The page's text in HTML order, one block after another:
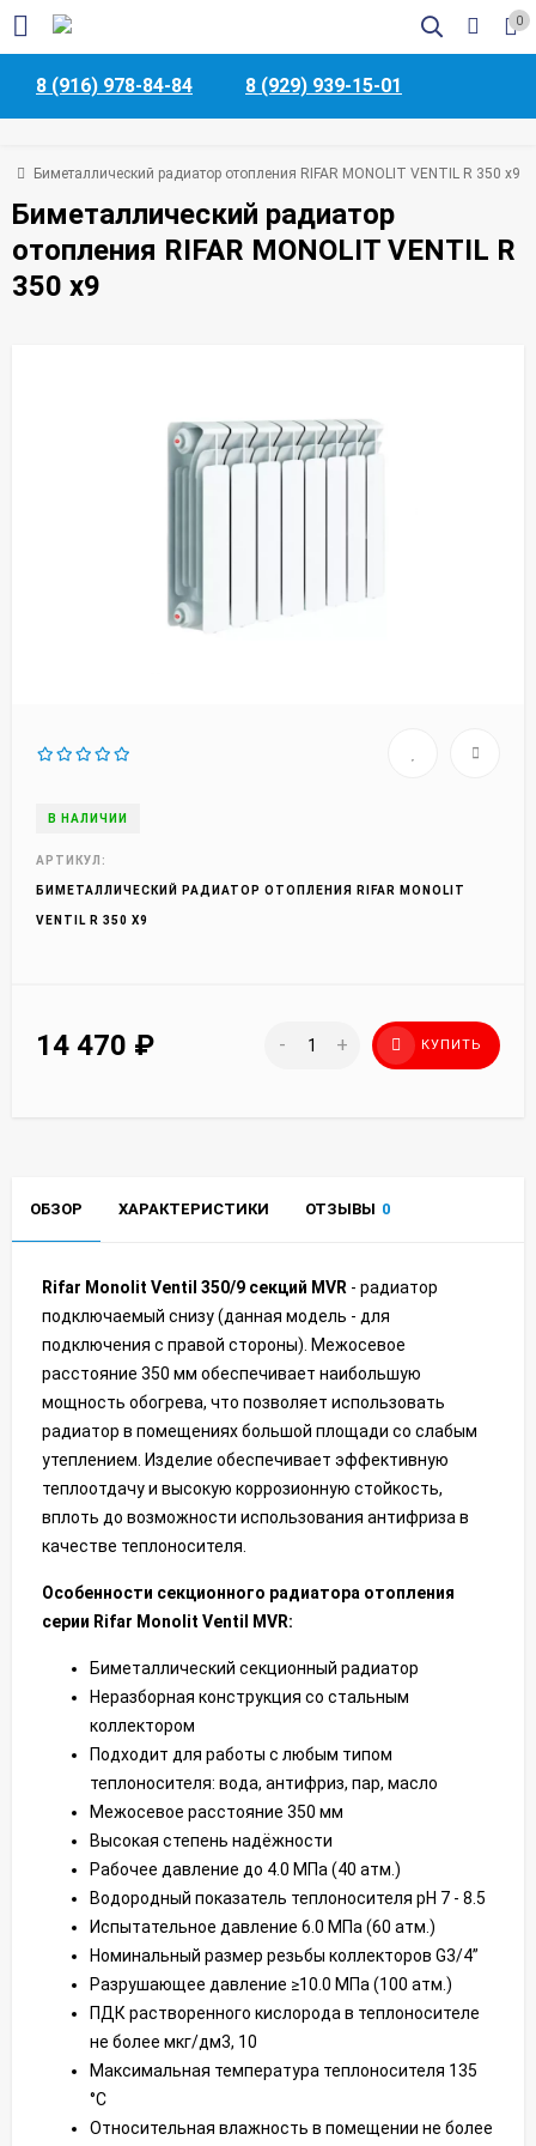
0
8 (916) 978-84-84 8 (929) 939-15-01
Биметаллический радиатор отопления RIFAR MONOLIT VENTIL R 350 x9
Биметаллический радиатор
отопления RIFAR MONOLIT VENTIL R
350 x9
В НАЛИЧИИ
АРТИКУЛ:
БИМЕТАЛЛИЧЕСКИЙ РАДИАТОР ОТОПЛЕНИЯ RIFAR MONOLIT
VENTIL R 350 X9
14 470 ₽ - + КУПИТЬ
ОБЗОР ХАРАКТЕРИСТИКИ ОТЗЫВЫ 0
Rifar Monolit Ventil 350/9 секций MVR - радиатор
подключаемый снизу (данная модель - для
подключения с правой стороны). Межосевое
расстояние 350 мм обеспечивает наибольшую
мощность обогрева, что позволяет использовать
радиатор в помещениях большой площади со слабым
утеплением. Изделие обеспечивает эффективную
теплоотдачу и высокую коррозионную стойкость,
вплоть до возможности использования антифриза в
качестве теплоносителя.
Особенности секционного радиатора отопления
серии Rifar Monolit Ventil MVR:
Биметаллический секционный радиатор
Неразборная конструкция со стальным
коллектором
Подходит для работы с любым типом
теплоносителя: вода, антифриз, пар, масло
Межосевое расстояние 350 мм
Высокая степень надёжности
Рабочее давление до 4.0 МПа (40 атм.)
Водородный показатель теплоносителя pН 7 - 8.5
Испытательное давление 6.0 МПа (60 атм.)
Номинальный размер резьбы коллекторов G3/4”
Разрушающее давление ≥10.0 МПа (100 атм.)
ПДК растворенного кислорода в теплоносителе
не более мкг/дм3, 10
Максимальная температура теплоносителя 135
°C
Относительная влажность в помещении не более